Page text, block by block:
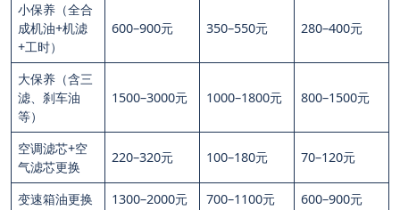
小保养（全合
成机油+机滤
+工时）
600–900元 350–550元 280–400元
大保养（含三
滤、刹车油
等）
1500–3000元 1000–1800元 800–1500元
空调滤芯+空
气滤芯更换
220–320元 100–180元 70–120元
变速箱油更换 1300–2000元 700–1100元 600–900元